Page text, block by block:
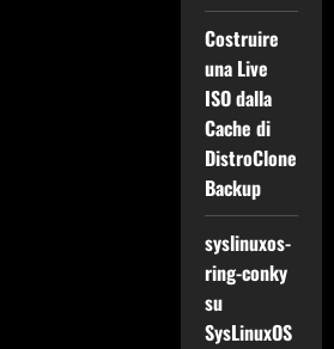
Costruire
una Live
ISO dalla
Cache di
DistroClone
Backup
syslinuxos-
ring-conky
su
SysLinuxOS